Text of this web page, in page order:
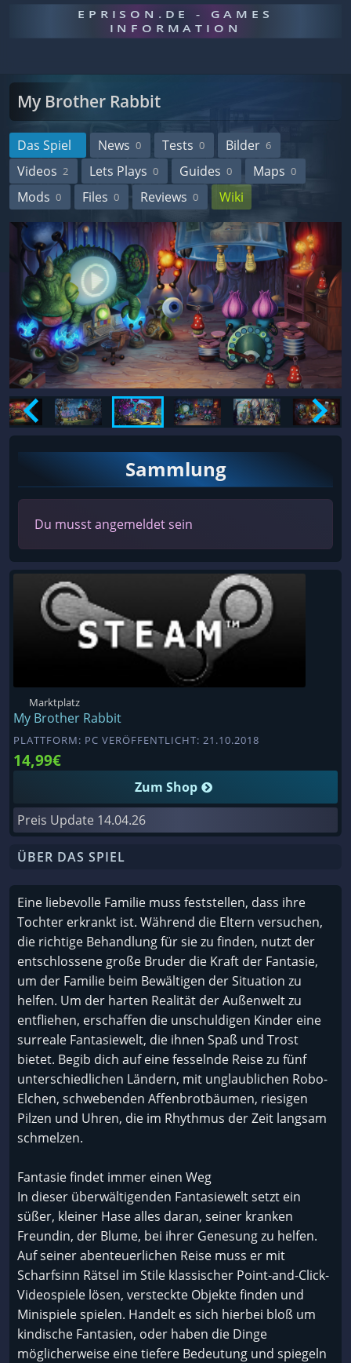
EPRISON.DE - GAMES
INFORMATION
My Brother Rabbit
Das Spiel News 0 Tests 0 Bilder 6
Videos 2 Lets Plays 0 Guides 0 Maps 0
Mods 0 Files 0 Reviews 0 Wiki
Sammlung
Du musst angemeldet sein
Marktplatz
My Brother Rabbit
PLATTFORM: PC VERÖFFENTLICHT: 21.10.2018
14,99€
Zum Shop
Preis Update 14.04.26
ÜBER DAS SPIEL
Eine liebevolle Familie muss feststellen, dass ihre
Tochter erkrankt ist. Während die Eltern versuchen,
die richtige Behandlung für sie zu finden, nutzt der
entschlossene große Bruder die Kraft der Fantasie,
um der Familie beim Bewältigen der Situation zu
helfen. Um der harten Realität der Außenwelt zu
entfliehen, erschaffen die unschuldigen Kinder eine
surreale Fantasiewelt, die ihnen Spaß und Trost
bietet. Begib dich auf eine fesselnde Reise zu fünf
unterschiedlichen Ländern, mit unglaublichen Robo-
Elchen, schwebenden Affenbrotbäumen, riesigen
Pilzen und Uhren, die im Rhythmus der Zeit langsam
schmelzen.
Fantasie findet immer einen Weg
In dieser überwältigenden Fantasiewelt setzt ein
süßer, kleiner Hase alles daran, seiner kranken
Freundin, der Blume, bei ihrer Genesung zu helfen.
Auf seiner abenteuerlichen Reise muss er mit
Scharfsinn Rätsel im Stile klassischer Point-and-Click-
Videospiele lösen, versteckte Objekte finden und
Minispiele spielen. Handelt es sich hierbei bloß um
kindische Fantasien, oder haben die Dinge
möglicherweise eine tiefere Bedeutung und spiegeln